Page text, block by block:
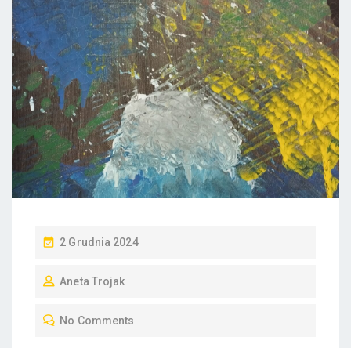
P
S
2 Grudnia 2024
Aneta Trojak
No Comments